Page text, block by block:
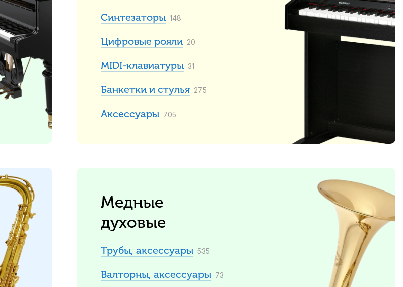
Синтезаторы 148
Цифровые рояли 20
MIDI-клавиатуры 31
Банкетки и стулья 275
Аксессуары 705
Медные
духовые
Трубы, аксессуары 535
Валторны, аксессуары 73